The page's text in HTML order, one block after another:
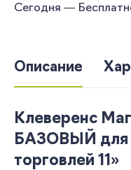
Сегодня —
Описание
Клеверенс
БАЗОВЫЙ для
торговлей 11»